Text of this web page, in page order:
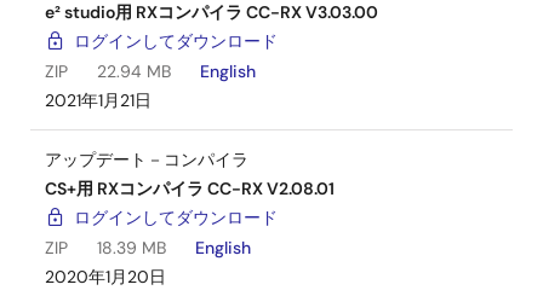
e² studio用 RXコンパイラ CC-RX V3.03.00
ログインしてダウンロード
ZIP
22.94 MB
English
2021年1月21日
アップデート－コンパイラ
CS+用 RXコンパイラ CC-RX V2.08.01
ログインしてダウンロード
ZIP
18.39 MB
English
2020年1月20日